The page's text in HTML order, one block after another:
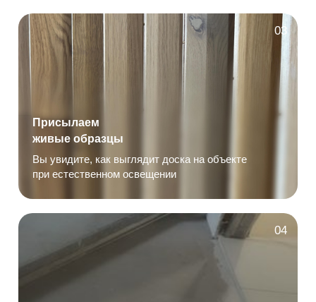
03
Присылаем
живые образцы
Вы увидите, как выглядит доска на объекте
при естественном освещении
04